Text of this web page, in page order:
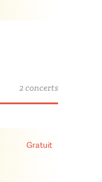
2 concerts
Gratuit